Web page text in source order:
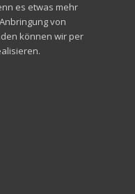
es etwas mehr
von
können wir per